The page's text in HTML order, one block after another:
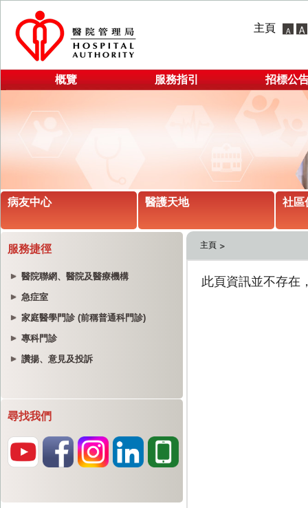
主頁
概覽 服務指引 招標公
病友中心 醫護天地 社區
服務捷徑
醫院聯網、醫院及醫療機構
急症室
家庭醫學門診 (前稱普通科門診)
專科門診
讚揚、意見及投訴
尋找我們
主頁